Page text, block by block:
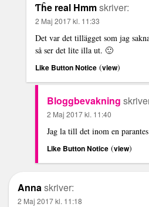
Ƭĥe real Hmmskriver:
2 Maj 2017 kl. 11:33
Det var det tillägget som jag
så ser det lite illa ut. 🙂
Like Button Notice (view)
Bloggbevakning
2 Maj 2017 kl. 11:40
Jag la till det inom en
Like Button Notice (view)
Annaskriver:
2 Maj 2017 kl. 11:18